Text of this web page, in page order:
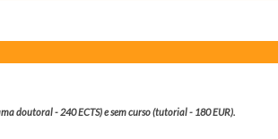
doutoral - 240 ECTS) e sem curso (tutorial - 180 EUR).